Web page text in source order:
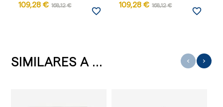
109,28 € 168,12 €
favorite_border
109,28 € 168,12 €
favorite_border
SIMILARES A ... ‹ ›